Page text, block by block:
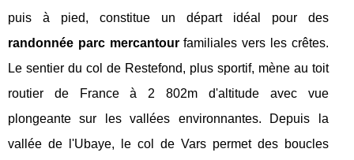
puis à pied, constitue un départ idéal pour des
randonnée parc mercantourfamiliales vers les crêtes.
Le sentier du col de Restefond, plus sportif, mène au toit
routier de France à 2 802m d'altitude avec vue
plongeante sur les vallées environnantes. Depuis la
vallée de l'Ubaye, le col de Vars permet des boucles